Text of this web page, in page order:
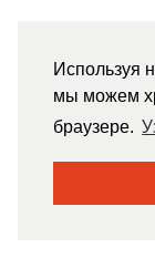
Используя
мы можем
браузере.